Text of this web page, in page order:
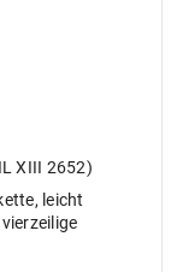
XIII 2652)
leicht